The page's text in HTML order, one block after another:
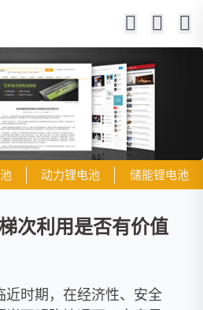
动力锂电池 储能锂电池
次利用是否有价值
近时期，在经济性、安全